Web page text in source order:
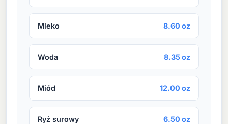
Mleko 8.60 oz
Woda 8.35 oz
Miód 12.00 oz
Ryż surowy 6.50 oz